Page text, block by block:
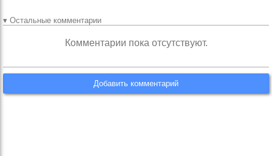
▾ Остальные комментарии
Комментарии пока отсутствуют.
Добавить комментарий